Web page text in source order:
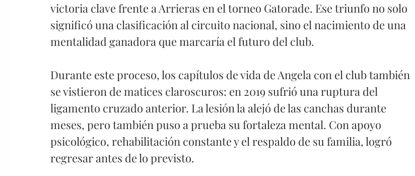
victoria clave frente a Arrieras en el torneo Gatorade. Ese triunfo no solo
significó una clasificación al circuito nacional, sino el nacimiento de una
mentalidad ganadora que marcaría el futuro del club.
Durante este proceso, los capítulos de vida de Angela con el club también
se vistieron de matices claroscuros: en 2019 sufrió una ruptura del
ligamento cruzado anterior. La lesión la alejó de las canchas durante
meses, pero también puso a prueba su fortaleza mental. Con apoyo
psicológico, rehabilitación constante y el respaldo de su familia, logró
regresar antes de lo previsto.